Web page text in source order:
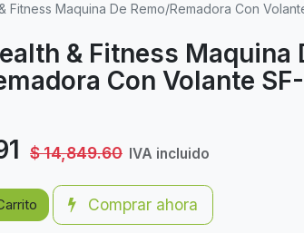
Fitness Maquina De Remo/Remadora Con
& Fitness Maquina
Con Volante SF-
$14,849.60 IVA incluido
Comprar ahora